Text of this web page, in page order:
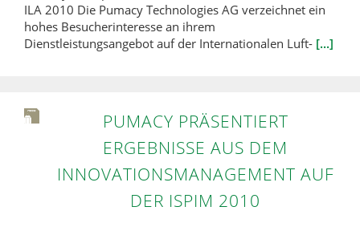
ILA 2010 Die Pumacy Technologies AG verzeichnet ein
hohes Besucherinteresse an ihrem
Dienstleistungsangebot auf der Internationalen Luft- [...]
PUMACY PRÄSENTIERT
ERGEBNISSE AUS DEM
INNOVATIONSMANAGEMENT AUF
DER ISPIM 2010